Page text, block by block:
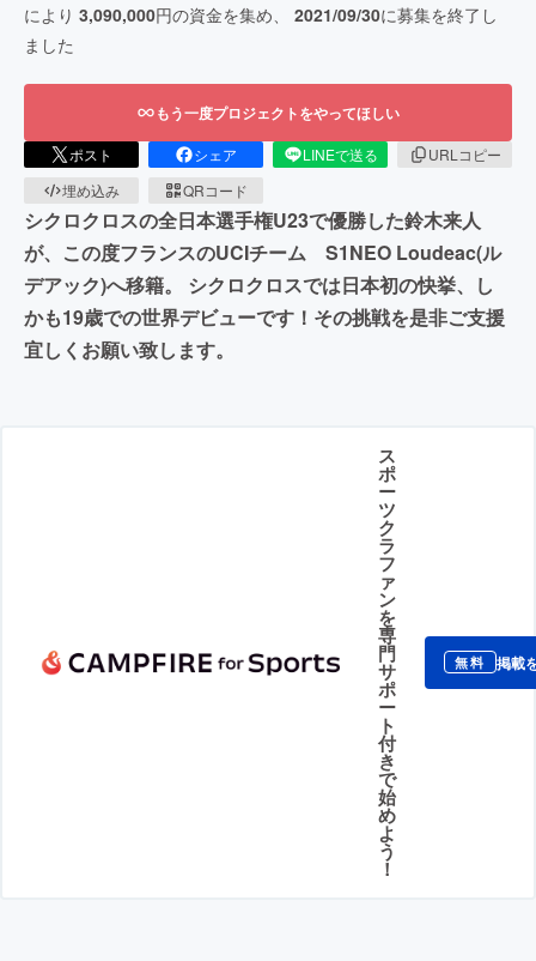
により 3,090,000円の資金を集め、 2021/09/30に募集を終了し
ました
もう一度プロジェクトをやってほしい
ポスト シェア LINEで送る
URLコピー
埋め込み
QRコード
シクロクロスの全日本選手権U23で優勝した鈴木来人
が、この度フランスのUCIチーム S1NEO Loudeac(ル
デアック)へ移籍。 シクロクロスでは日本初の快挙、し
かも19歳での世界デビューです！その挑戦を是非ご支援
宜しくお願い致します。
ス
ポ
ー
ツ
ク
ラ
フ
ァ
ン
を
専
門
サ
ポ
ー
ト
付
き
で
始
め
よ
う
！
無料 掲載